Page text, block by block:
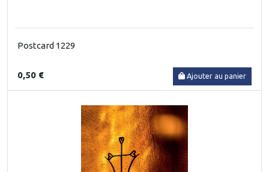
Postcard 1229
0,50 € Ajouter au panier